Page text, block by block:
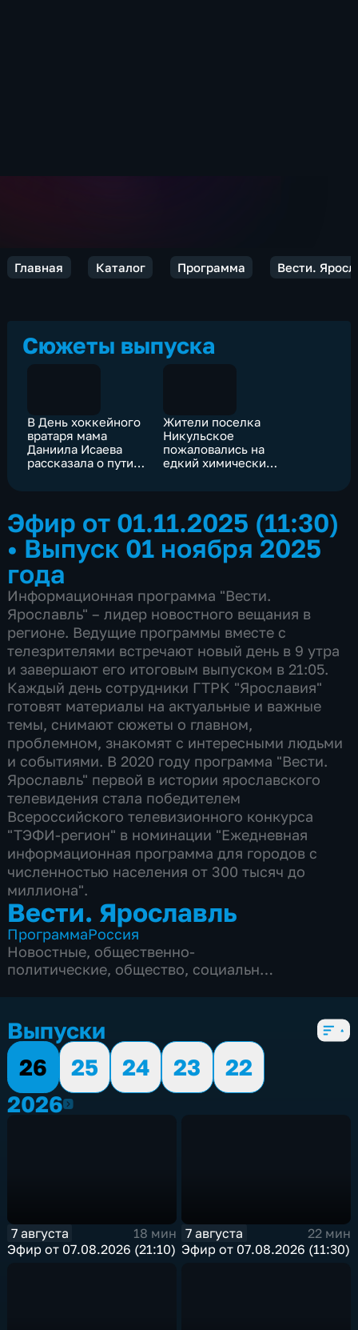
Главная Каталог Программа Вести.
Сюжеты выпуска
В День хоккейного
вратаря мама
Даниила Исаева
рассказала о пути
Жители поселка
Никульское
пожаловались на
едкий химический
Эфир от 01.11.2025 (11:30)
• Выпуск 01 ноября 2025
года
Информационная программа "Вести.
Ярославль" – лидер новостного вещания в
регионе. Ведущие программы вместе с
телезрителями встречают новый день в 9 утра
и завершают его итоговым выпуском в 21:05.
Каждый день сотрудники ГТРК "Ярославия"
готовят материалы на актуальные и важные
темы, снимают сюжеты о главном,
проблемном, знакомят с интересными людьми
и событиями. В 2020 году программа "Вести.
Ярославль" первой в истории ярославского
телевидения стала победителем
Всероссийского телевизионного конкурса
"ТЭФИ-регион" в номинации "Ежедневная
информационная программа для городов с
численностью населения от 300 тысяч до
миллиона".
Вести. Ярославль
ПрограммаРоссия
Новостные, общественно-
политические, общество, социально-
Выпуски
26
25 24 23
22
20262026
7 августа
18 мин
Эфир от 07.08.2026 (21:10)
7 августа
22 мин
Эфир от 07.08.2026 (11:30)